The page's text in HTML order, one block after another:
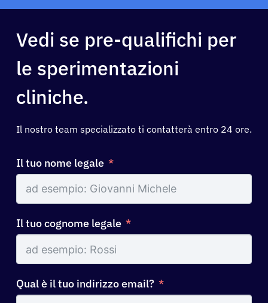
Soluzioni
Risorse
Chi siamo
Registrazione
Italiano
Vedi se pre-qualifichi per
le sperimentazioni
cliniche.
Il nostro team specializzato ti contatterà entro 24 ore.
Il tuo nome legale
Il tuo cognome legale
Qual è il tuo indirizzo email?